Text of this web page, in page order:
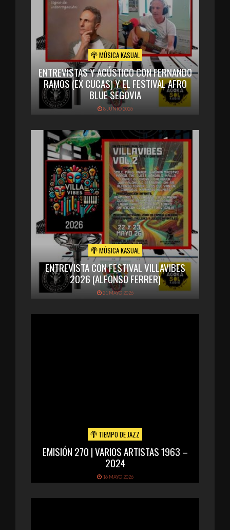
MÚSICA KASUAL
ENTREVISTAS Y ACÚSTICO CON FERNANDO
RAMOS (EX CUCAS) Y EL FESTIVAL AFRO
BLUE SEGOVIA
8 JUNIO 2026
MÚSICA KASUAL
ENTREVISTA CON FESTIVAL VILLAVIBES
2026 (ALFONSO FERRER)
21 MAYO 2026
TIEMPO DE JAZZ
EMISIÓN 270 | VARIOS ARTISTAS 1963 –
2024
16 MAYO 2026